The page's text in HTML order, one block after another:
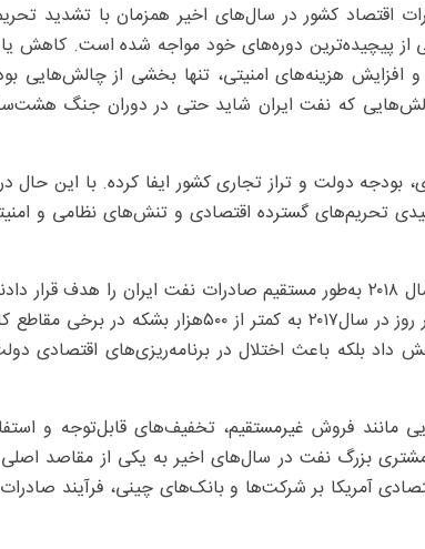
اقتصاد کشور در سال‌های اخیر همزمان با تشدید
از پیچیده‌ترین دوره‌های خود مواجه شده است. کاهش
هزینه‌های امنیتی، تنها بخشی از چالش‌هایی
که نفت ایران شاید حتی در دوران جنگ
بودجه دولت و تراز تجاری کشور ایفا کرده. با این حال
تحریم‌های گسترده اقتصادی و تنش‌های نظامی و
تحریم‌های نفتی به‌ویژه پس از خروج آمریکا از برجام در سال ۲۰۱۸ به‌طور مستقیم صادرات نفت ایران را هدف
آن دوران صادرات نفت ایران از حدود ۵/۲‌میلیون بشکه در روز در سال۲۰۱۷ به کمتر از ۵۰۰‌هزار
بلکه باعث اختلال در برنامه‌ریزی‌های اقتصادی
مانند فروش غیرمستقیم، تخفیف‌های قابل‌توجه و
بزرگ نفت در سال‌های اخیر به یکی از مقاصد
آمریکا بر شرکت‌ها و بانک‌های چینی، فرآیند